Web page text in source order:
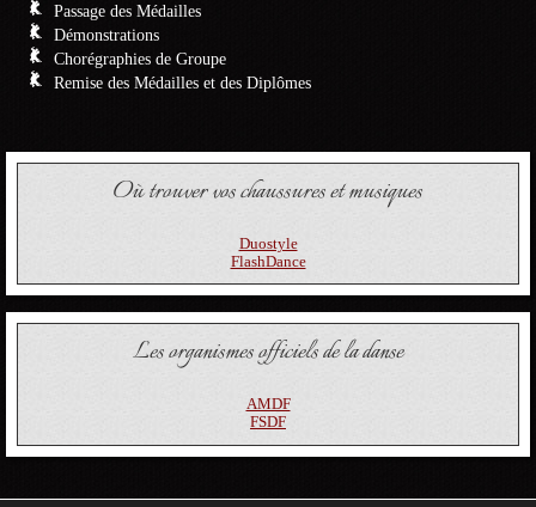
Passage des Médailles
Démonstrations
Chorégraphies de Groupe
Remise des Médailles et des Diplômes
Où trouver vos chaussures et musiques
Duostyle
FlashDance
Les organismes officiels de la danse
AMDF
FSDF